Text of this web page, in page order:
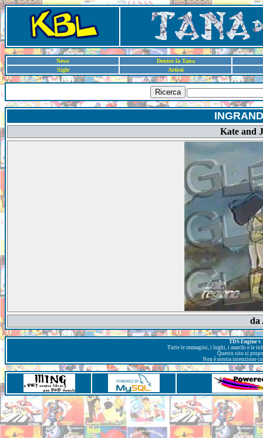
News
Dentro la Tana
Sigle
Artisti
Ricerca
Kate and
da
TDS Engine
Tutte le immagini, i loghi, i marchi e le
Questo sito si
Non è nostra intenzione